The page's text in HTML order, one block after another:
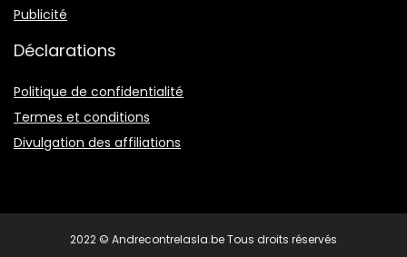
Publicité
Déclarations
Politique de confidentialité
Termes et conditions
Divulgation des affiliations
2022 © Andrecontrelasla.be Tous droits réservés